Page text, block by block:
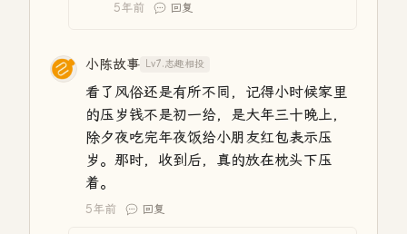
5年前 回复
小陈故事 Lv7.志趣相投
看了风俗还是有所不同，记得小时候家里
的压岁钱不是初一给，是大年三十晚上，
除夕夜吃完年夜饭给小朋友红包表示压
岁。那时，收到后，真的放在枕头下压
着。
5年前 回复